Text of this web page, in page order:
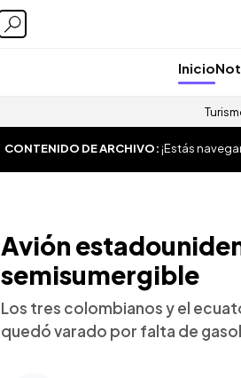
Inicio
CONTENIDO DE ARCHIVO:¡Estás
Avión
semisumergible
Los tres colombianos y el
quedó varado por falta de